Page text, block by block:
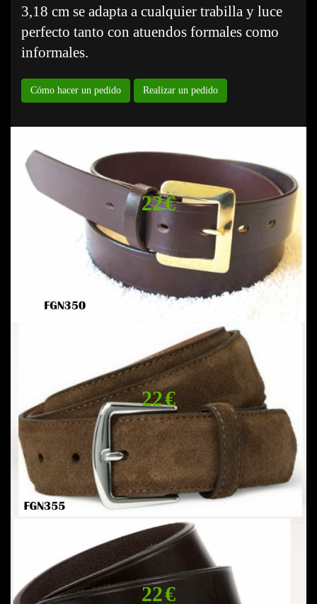
3,18 cm se adapta a cualquier trabilla y luce
perfecto tanto con atuendos formales como
informales.
Cómo hacer un pedido Realizar un pedido
22 €
22 €
22 €